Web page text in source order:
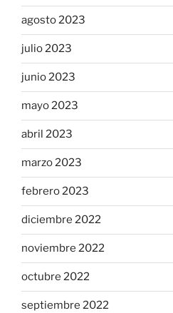
agosto 2023
julio 2023
junio 2023
mayo 2023
abril 2023
marzo 2023
febrero 2023
diciembre 2022
noviembre 2022
octubre 2022
septiembre 2022